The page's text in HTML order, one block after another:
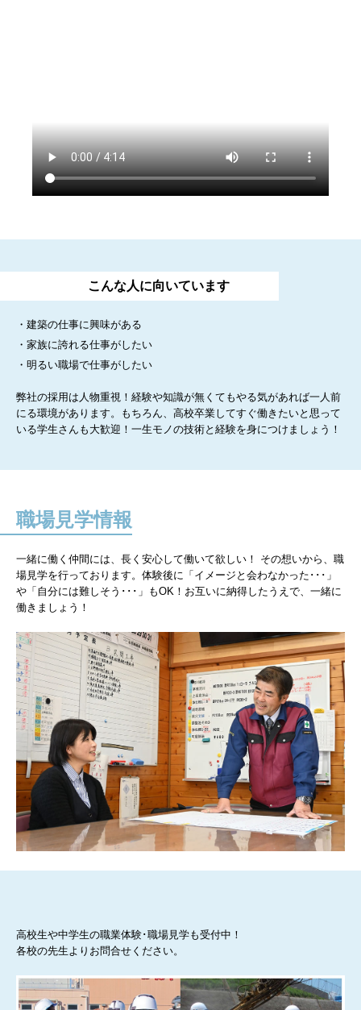
こんな人に向いています
・建築の仕事に興味がある
・家族に誇れる仕事がしたい
・明るい職場で仕事がしたい
弊社の採用は人物重視！経験や知識が無くてもやる気があれば一人前
にる環境があります。もちろん、高校卒業してすぐ働きたいと思って
いる学生さんも大歓迎！一生モノの技術と経験を身につけましょう！
職場見学情報
一緒に働く仲間には、長く安心して働いて欲しい！ その想いから、職
場見学を行っております。体験後に「イメージと会わなかった･･･」
や「自分には難しそう･･･」もOK！お互いに納得したうえで、一緒に
働きましょう！
高校生や中学生の職業体験･職場見学も受付中！
各校の先生よりお問合せください。